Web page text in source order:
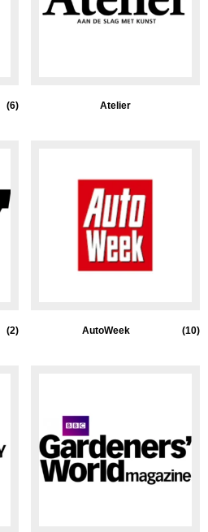
(6) Atelier
(2) AutoWeek (10)